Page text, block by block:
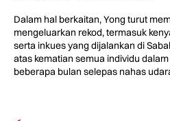
Dalam hal berkaitan, Yong turut
mengeluarkan rekod, termasuk
serta inkues yang dijalankan di
atas kematian semua individu
beberapa bulan selepas nahas